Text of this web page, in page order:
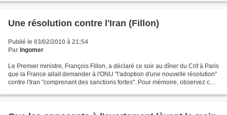
Une résolution contre l'Iran (Fillon)
Publié le 03/02/2010 à 21:54
Par Ingomer
Le Premier ministre, François Fillon, a déclaré ce soir au dîner du Crif à Paris
que la France allait demander à l'ONU "l'adoption d'une nouvelle résolution"
contre l'Iran "comprenant des sanctions fortes". Pour mémoire, observez ce